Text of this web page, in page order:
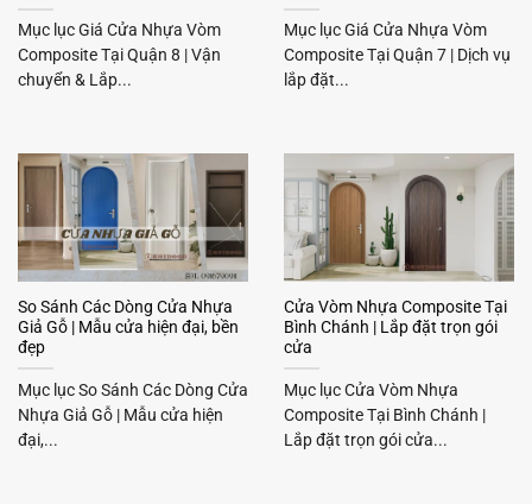
Mục lục Giá Cửa Nhựa Vòm
Composite Tại Quận 8 | Vận
chuyển & Lắp...
Mục lục Giá Cửa Nhựa Vòm
Composite Tại Quận 7 | Dịch vụ
lắp đặt...
So Sánh Các Dòng Cửa Nhựa
Giả Gỗ | Mẫu cửa hiện đại, bền
đẹp
Mục lục So Sánh Các Dòng Cửa
Nhựa Giả Gỗ | Mẫu cửa hiện
đại,...
Cửa Vòm Nhựa Composite Tại
Bình Chánh | Lắp đặt trọn gói
cửa
Mục lục Cửa Vòm Nhựa
Composite Tại Bình Chánh |
Lắp đặt trọn gói cửa...